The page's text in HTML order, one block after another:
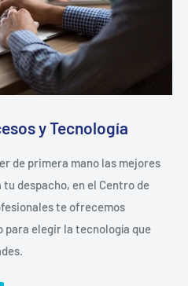
y Tecnología
de primera mano las mejores
despacho, en el Centro de
te ofrecemos
elegir la tecnología que